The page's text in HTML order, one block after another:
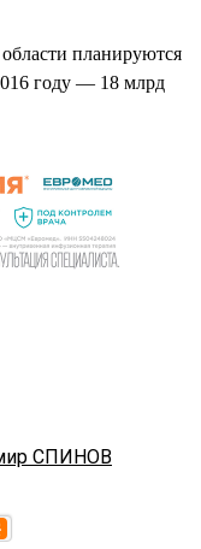
планируются
году — 18 млрд
СПИНОВ